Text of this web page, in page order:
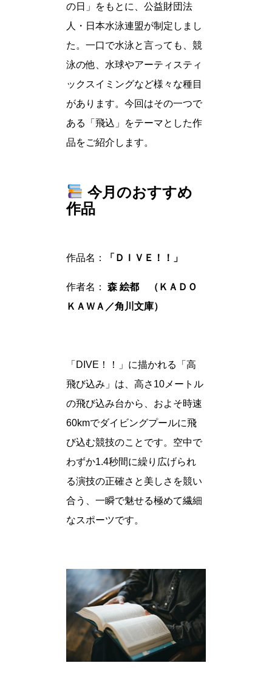
の日」をもとに、公益財団法
人・日本水泳連盟が制定しまし
た。一口で水泳と言っても、競
泳の他、水球やアーティスティ
ックスイミングなど様々な種目
があります。今回はその一つで
ある「飛込」をテーマとした作
品をご紹介します。
今月のおすすめ
作品
作品名： 「ＤＩＶＥ！！」
作者名：
森 絵都 （ＫＡＤＯ
ＫＡＷＡ／角川文庫）
「DIVE！！」に描かれる「高
飛び込み」は、高さ10メートル
の飛び込み台から、およそ時速
60kmでダイビングプールに飛
び込む競技のことです。空中で
わずか1.4秒間に繰り広げられ
る演技の正確さと美しさを競い
合う、一瞬で魅せる極めて繊細
なスポーツです。